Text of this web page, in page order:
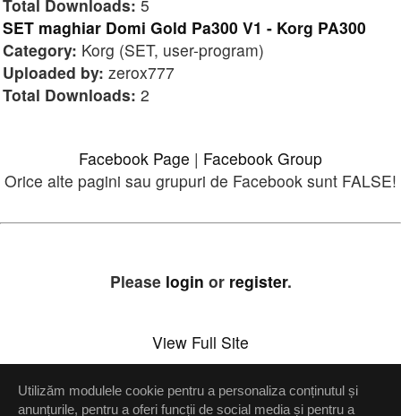
Total Downloads: 5
SET maghiar Domi Gold Pa300 V1 - Korg PA300
Category: Korg (SET, user-program)
Uploaded by: zerox777
Total Downloads: 2
Facebook Page | Facebook Group
Orice alte pagini sau grupuri de Facebook sunt FALSE!
Please login or register.
View Full Site
Setări confidenţialitate
Utilizăm modulele cookie pentru a personaliza conținutul și
anunțurile, pentru a oferi funcții de social media și pentru a